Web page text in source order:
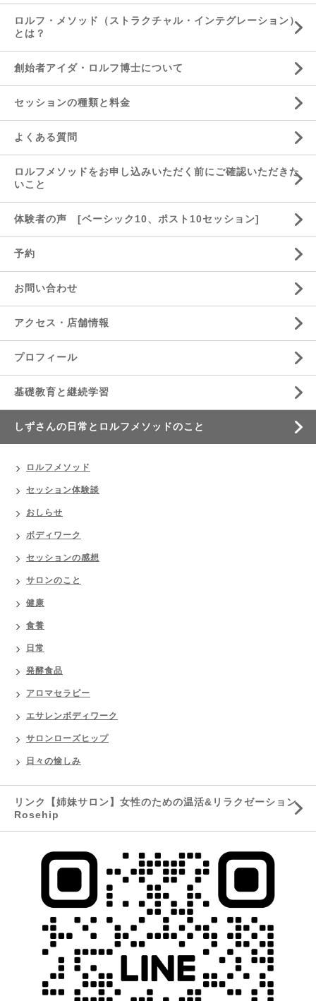
ロルフ・メソッド（ストラクチャル・インテグレーション）
とは？
創始者アイダ・ロルフ博士について
セッションの種類と料金
よくある質問
ロルフメソッドをお申し込みいただく前にご確認いただきた
いこと
体験者の声 [ベーシック10、ポスト10セッション]
予約
お問い合わせ
アクセス・店舗情報
プロフィール
基礎教育と継続学習
しずさんの日常とロルフメソッドのこと
ロルフメソッド
セッション体験談
おしらせ
ボディワーク
セッションの感想
サロンのこと
健康
食養
日常
発酵食品
アロマセラピー
エサレンボディワーク
サロンローズヒップ
日々の愉しみ
リンク【姉妹サロン】女性のための温活&リラクゼーション
Rosehip